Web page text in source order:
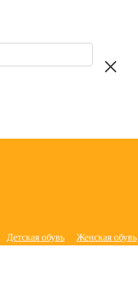
Детская обувь Женская обувь